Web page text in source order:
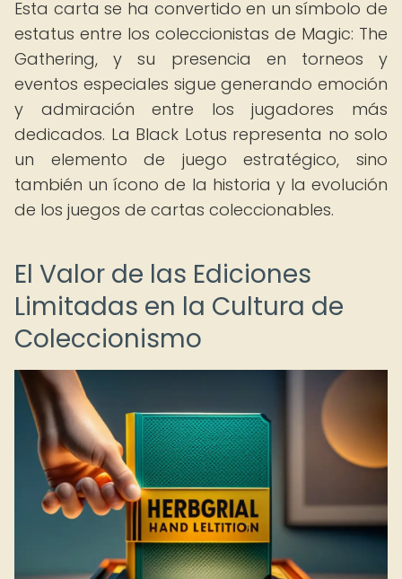
Esta carta se ha convertido en un símbolo de
estatus entre los coleccionistas de Magic: The
Gathering, y su presencia en torneos y
eventos especiales sigue generando emoción
y admiración entre los jugadores más
dedicados. La Black Lotus representa no solo
un elemento de juego estratégico, sino
también un ícono de la historia y la evolución
de los juegos de cartas coleccionables.
El Valor de las Ediciones
Limitadas en la Cultura de
Coleccionismo